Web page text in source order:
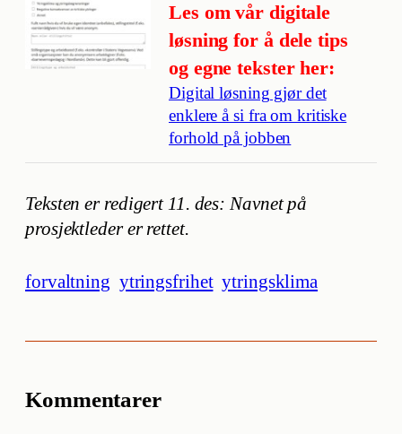
Les om vår digitale
løsning for å dele tips
og egne tekster her:
Digital løsning gjør det
enklere å si fra om kritiske
forhold på jobben
Teksten er redigert 11. des: Navnet på
prosjektleder er rettet.
forvaltning ytringsfrihet ytringsklima
Kommentarer